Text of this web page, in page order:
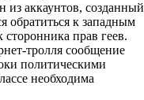
аккаунтов, созданный
обратиться к западным
прав геев.
тролля сообщение
политическими
необходима